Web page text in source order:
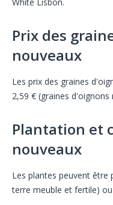
White Lisbon.
Prix des
nouveaux
Les prix des graines
2,59 € (graines
Plantation et
nouveaux
Les plantes peuvent être
terre meuble et fertile)